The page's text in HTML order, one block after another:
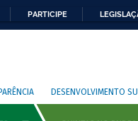
PARTICIPE
DESENVOLVIMENTO